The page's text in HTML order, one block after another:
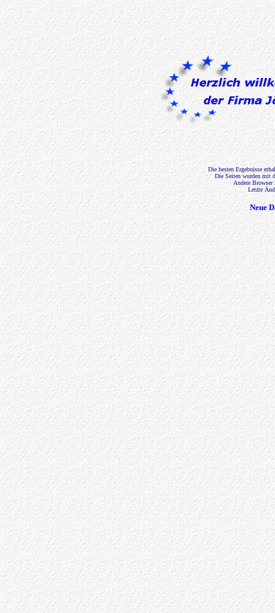
Die besten Ergebnisse
Die Seiten wurden mit
Andere Browser
Letzte
Neue